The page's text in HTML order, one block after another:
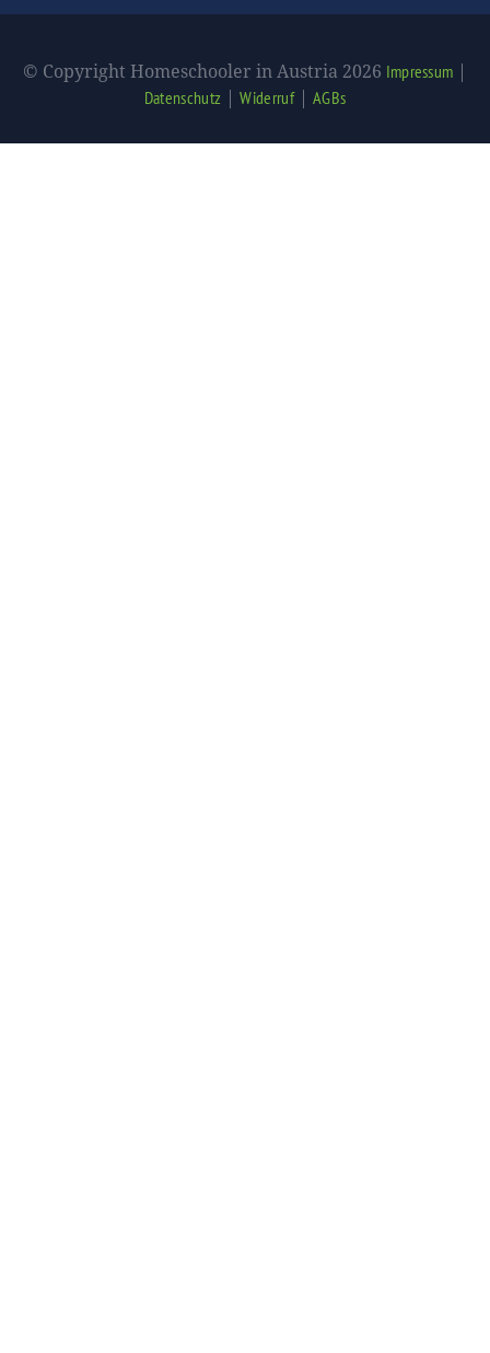
© Copyright Homeschooler in Austria 2026 Impressum |
Datenschutz |Widerruf| AGBs